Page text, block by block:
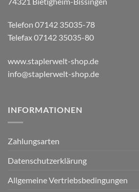
Telefon 07142 35035-78
Telefax 07142 35035-80
www.staplerwelt-shop.de
info@staplerwelt-shop.de
INFORMATIONEN
Zahlungsarten
Datenschutzerklärung
Allgemeine Vertriebsbedingungen